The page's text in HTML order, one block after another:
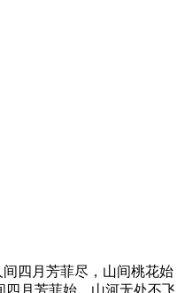
四月芳菲尽，山间桃花始
四月芳菲始，山河无处不飞